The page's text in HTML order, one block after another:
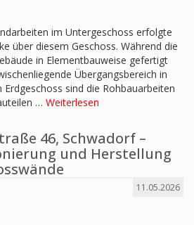
im Untergeschoss erfolgte
über diesem Geschoss. Während die
in Elementbauweise gefertigt
Übergangsbereich in
sind die Rohbauarbeiten
… Weiterlesen
46, Schwadorf –
und Herstellung
11.05.2026